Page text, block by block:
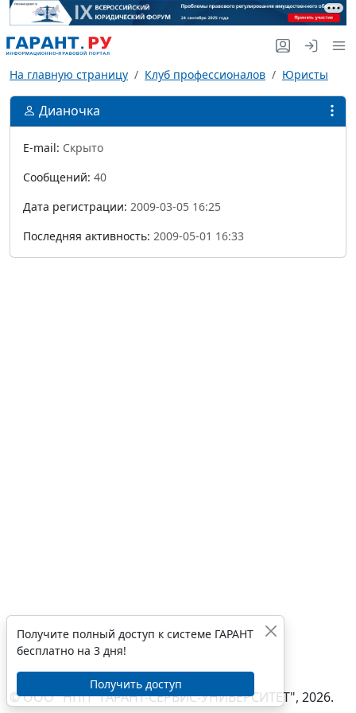
На главную страницу Клуб профессионалов Юристы
Дианочка
E-mail: Скрыто
Сообщений: 40
Дата регистрации: 2009-03-05 16:25
Последняя активность: 2009-05-01 16:33
© ООО "НПП "ГАРАНТ-СЕРВИС-УНИВЕРСИТЕТ", 2026.
Получите полный доступ к системе ГАРАНТ
бесплатно на 3 дня!
Получить доступ